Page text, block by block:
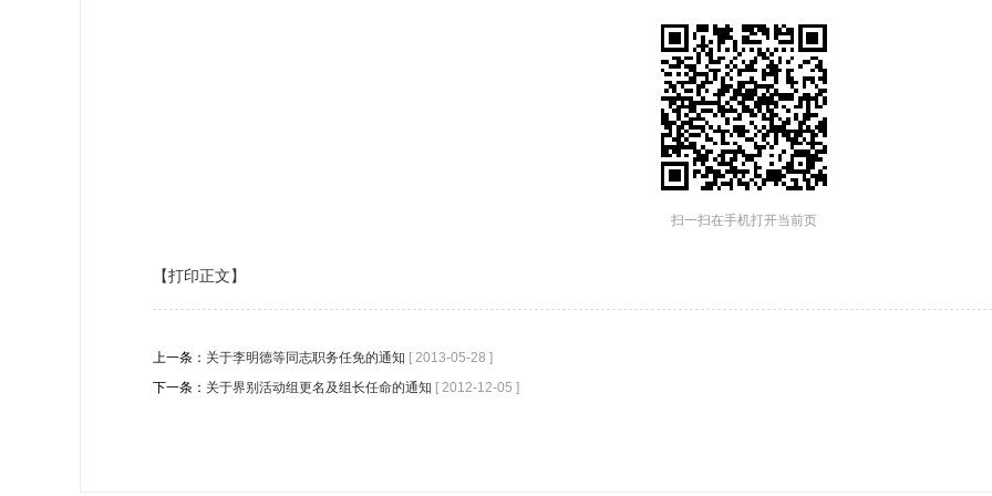
扫一扫在手机打开当前页
【打印正文】
上一条： 关于李明德等同志职务任免的通知 [ 2013-05-28 ]
下一条： 关于界别活动组更名及组长任命的通知 [ 2012-12-05 ]